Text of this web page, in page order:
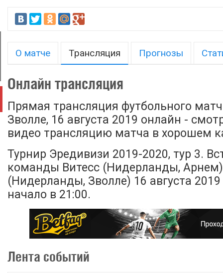
О матче Трансляция Прогнозы
Онлайн трансляция
Прямая трансляция футбольного
Зволле, 16 августа 2019 онлайн -
видео трансляцию матча в хорошем
Турнир Эредивизи 2019-2020, тур 3.
команды Витесс (Нидерланды,
(Нидерланды, Зволле) 16 августа
начало в 21:00.
Лента событий